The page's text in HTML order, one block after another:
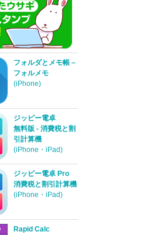
フォルダとメモ帳 –
フォルメモ
(iPhone)
ジッピー電卓
無料版 - 消費税と割
引計算機
(iPhone・iPad)
ジッピー電卓 Pro
消費税と割引計算機
(iPhone・iPad)
Rapid Calc